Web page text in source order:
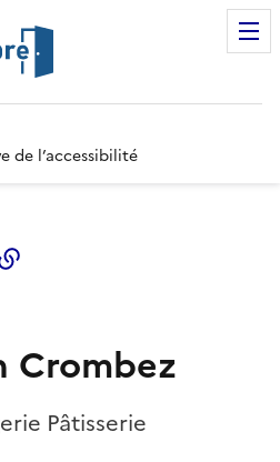
de l’accessibilité
Twitter)
Crombez
Pâtisserie